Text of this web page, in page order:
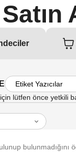
lütfen önce yetkili
bulunmadığını